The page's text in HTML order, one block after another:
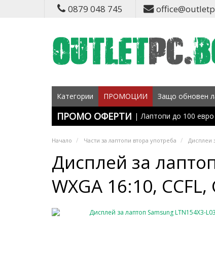
0879 048 745
Категории ПРОМОЦИИ Защо обновен
ПРОМО ОФЕРТИ | Лаптопи до 100 евро
Начало Части за лаптопи втора употреба Дисплеи
Дисплей за
WXGA 16:10,